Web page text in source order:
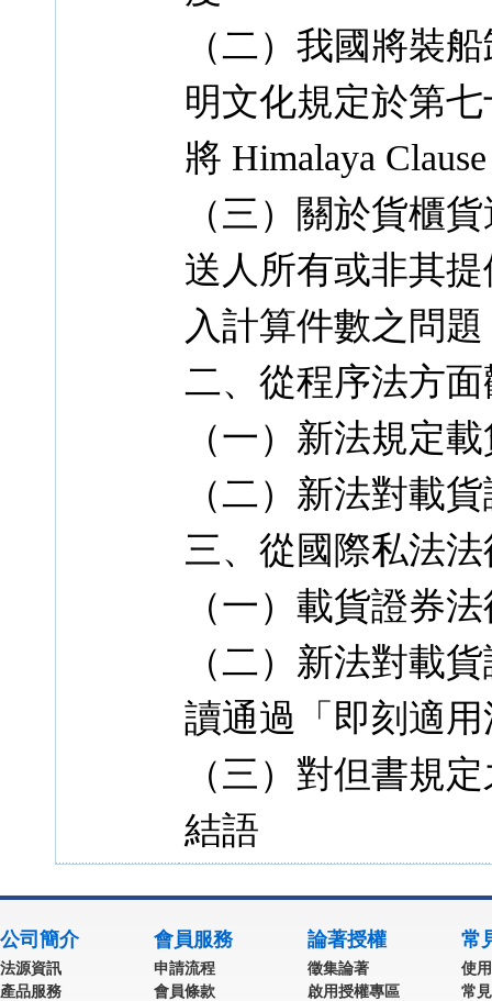
（二）我國將裝
明文化規定於第
將 Himalaya
（三）關於貨櫃
送人所有或非其
入計算件數之問題
二、從程序法方
（一）新法規定
（二）新法對載
三、從國際私法
（一）載貨證券
（二）新法對載
讀通過「即刻適
（三）對但書規
結語
公司簡介
法源資訊
產品服務
會員服務
申請流程
會員條款
論著授權
徵集論著
啟用授權專區
常
使
常